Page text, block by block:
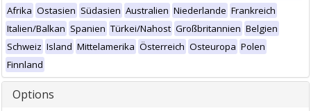
Afrika Ostasien Südasien Australien Niederlande Frankreich
Italien/Balkan Spanien Türkei/Nahost Großbritannien Belgien
Schweiz Island Mittelamerika Österreich Osteuropa Polen
Finnland
Options